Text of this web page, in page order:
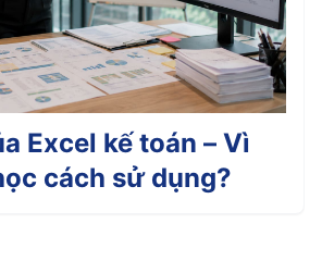
Excel kế toán – Vì
cách sử dụng?